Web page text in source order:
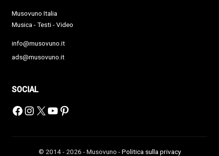
Musovuno Italia
Musica - Testi - Video
info@musovuno.it
ads@musovuno.it
SOCIAL
Facebook
Instagram
X YouTube
Pinterest
© 2014 - 2026 - Musovuno -Politica sulla privacy